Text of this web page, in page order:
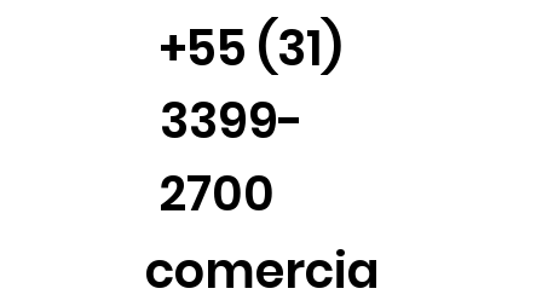
+55 (31)
3399-
2700
comercia